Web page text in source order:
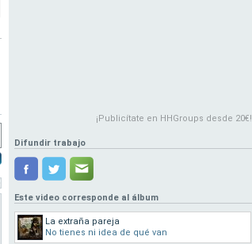
¡Publicítate en HHGroups desde 20€!
Difundir trabajo
Este video corresponde al álbum
La extraña pareja
No tienes ni idea de qué van